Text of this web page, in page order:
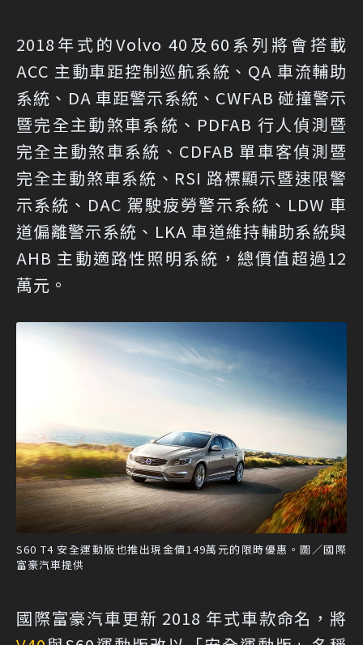
2018年式的Volvo 40及60系列將會搭載
ACC 主動車距控制巡航系統、QA 車流輔助
系統、DA 車距警示系統、CWFAB 碰撞警示
暨完全主動煞車系統、PDFAB 行人偵測暨
完全主動煞車系統、CDFAB 單車客偵測暨
完全主動煞車系統、RSI 路標顯示暨速限警
示系統、DAC 駕駛疲勞警示系統、LDW 車
道偏離警示系統、LKA 車道維持輔助系統與
AHB 主動適路性照明系統，總價值超過12
萬元。
S60 T4 安全運動版也推出現金價149萬元的限時優惠。圖／國際
富豪汽車提供
國際富豪汽車更新 2018 年式車款命名，將